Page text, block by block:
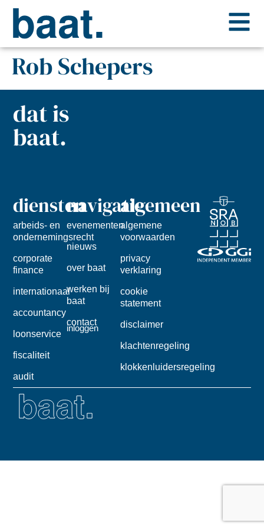
Rob Schepers
dat is
baat.
diensten
arbeids- en
ondernemingsrecht
corporate
finance
internationaal
accountancy
loonservice
fiscaliteit
audit
navigatie
evenementen
nieuws
over baat
werken bij
baat
contact
inloggen
algemeen
algemene
voorwaarden
privacy
verklaring
cookie
statement
disclaimer
klachtenregeling
klokkenluidersregeling